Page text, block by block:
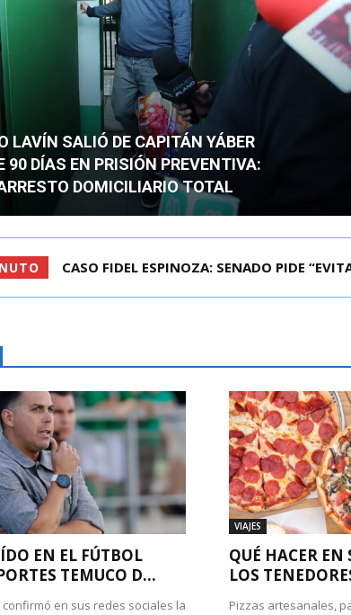
LAVÍN SALIÓ DE CAPITÁN YÁBER
90 DÍAS EN PRISIÓN PREVENTIVA:
DOMICILIARIO TOTAL
TC ADMITE A TRÁMITE Y DECLARA
EN EL FÚTBOL
TEMUCO D...
en sus redes sociales la
VIAJES
QUÉ HACER EN
LOS
Pizzas artesanales,